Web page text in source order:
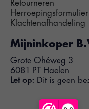
Retourneren
Herroepingsformulier
Klachtenafhandeling
Mijninkoper
Grote Ohéweg 3
6081 PT Haelen
Let op: Dit is geen